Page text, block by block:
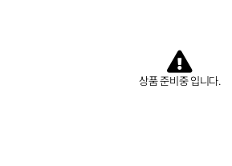
상품 준비중 입니다.